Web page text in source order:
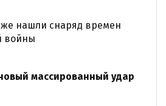
нашли снаряд времен
войны
массированный удар